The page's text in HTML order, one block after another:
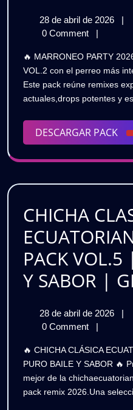
2026
🔥
|
PACK
VOL.2
|
PURO
|
28 de abril de 2026
28
de
|
0 Comment
|
🔥 MARRONEO PARTY 2026 🔥Llega el REMIX PACK
VOL.2 con el perreo más
Este pack reúne remixes
actuales,drops potentes y
DESCARGAR PACK
CHICHA
PACK VOL.5
Y SABOR |
28 de abril de 2026
28
de
|
0 Comment
|
🔥 CHICHA CLÁSICA ECUATORIANA 2026PACK VOL.5 |
PURO BAILE Y SABOR 🔥
mejor de la
pack remix 2026.Una